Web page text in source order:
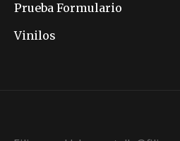
Prueba Formulario
Vinilos